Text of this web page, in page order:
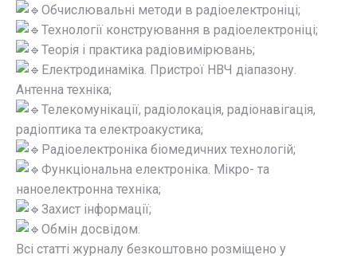
Обчислювальні методи в радіоелектроніці;
Технології конструювання в радіоелектроніці;
Теорія і практика радіовимірювань;
Електродинаміка. Пристрої НВЧ діапазону.
Антенна техніка;
Телекомунікації, радіолокація, радіонавігація,
радіоптика та електроакустика;
Радіоелектроніка біомедичних технологій;
Функціональна електроніка. Мікро- та
наноелектронна техніка;
Захист інформації;
Обмін досвідом.
Всі статті журналу безкоштовно розміщено у